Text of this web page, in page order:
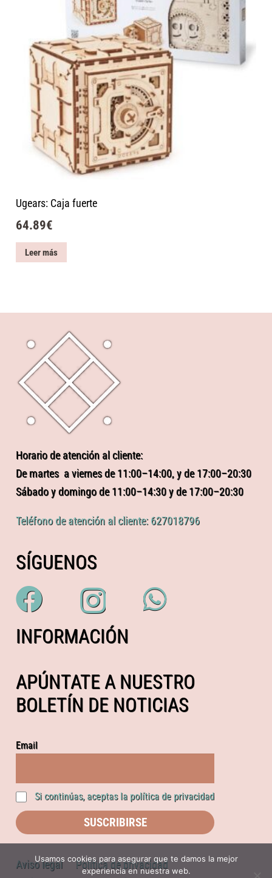
Ugears: Caja fuerte
64.89€
Leer más
Horario de atención al cliente:
De martes a viernes de 11:00–14:00, y de 17:00–20:30
Sábado y domingo de 11:00–14:30 y de 17:00–20:30
Teléfono de atención al cliente: 627018796
SÍGUENOS
INFORMACIÓN
APÚNTATE A NUESTRO
BOLETÍN DE NOTICIAS
Email
Si continúas, aceptas la política de privacidad
Aviso legal
Política de privacidad
Usamos cookies para asegurar que te damos la mejor
experiencia en nuestra web.